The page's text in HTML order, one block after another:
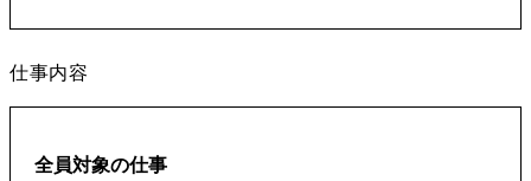
仕事内容
全員対象の仕事